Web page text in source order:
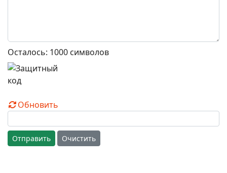
Осталось: 1000 символов
Обновить
Отправить Очистить